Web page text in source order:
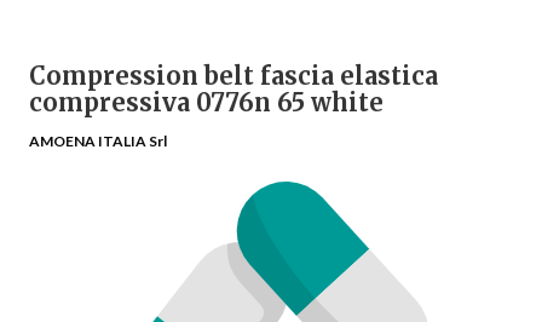
Compression belt fascia elastica
compressiva 0776n 65 white
AMOENA ITALIA Srl